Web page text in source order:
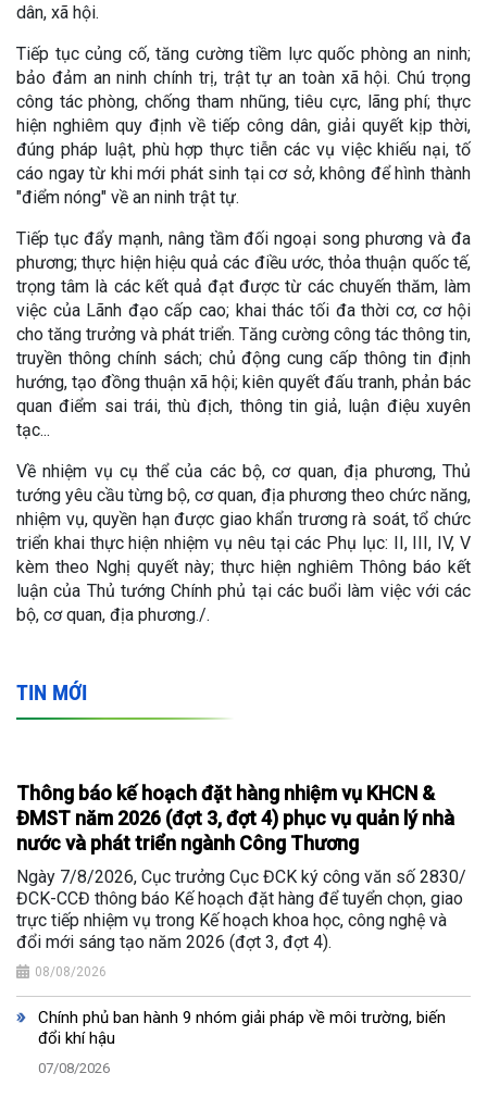
dân, xã hội.
Tiếp tục củng cố, tăng cường tiềm lực quốc phòng an ninh;
bảo đảm an ninh chính trị, trật tự an toàn xã hội. Chú trọng
công tác phòng, chống tham nhũng, tiêu cực, lãng phí; thực
hiện nghiêm quy định về tiếp công dân, giải quyết kịp thời,
đúng pháp luật, phù hợp thực tiễn các vụ việc khiếu nại, tố
cáo ngay từ khi mới phát sinh tại cơ sở, không để hình thành
"điểm nóng" về an ninh trật tự.
Tiếp tục đẩy mạnh, nâng tầm đối ngoại song phương và đa
phương; thực hiện hiệu quả các điều ước, thỏa thuận quốc tế,
trọng tâm là các kết quả đạt được từ các chuyến thăm, làm
việc của Lãnh đạo cấp cao; khai thác tối đa thời cơ, cơ hội
cho tăng trưởng và phát triển. Tăng cường công tác thông tin,
truyền thông chính sách; chủ động cung cấp thông tin định
hướng, tạo đồng thuận xã hội; kiên quyết đấu tranh, phản bác
quan điểm sai trái, thù địch, thông tin giả, luận điệu xuyên
tạc...
Về nhiệm vụ cụ thể của các bộ, cơ quan, địa phương, Thủ
tướng yêu cầu từng bộ, cơ quan, địa phương theo chức năng,
nhiệm vụ, quyền hạn được giao khẩn trương rà soát, tổ chức
triển khai thực hiện nhiệm vụ nêu tại các Phụ lục: II, III, IV, V
kèm theo Nghị quyết này; thực hiện nghiêm Thông báo kết
luận của Thủ tướng Chính phủ tại các buổi làm việc với các
bộ, cơ quan, địa phương./.
TIN MỚI
Thông báo kế hoạch đặt hàng nhiệm vụ KHCN &
ĐMST năm 2026 (đợt 3, đợt 4) phục vụ quản lý nhà
nước và phát triển ngành Công Thương
Ngày 7/8/2026, Cục trưởng Cục ĐCK ký công văn số 2830/
ĐCK-CCĐ thông báo Kế hoạch đặt hàng để tuyển chọn, giao
trực tiếp nhiệm vụ trong Kế hoạch khoa học, công nghệ và
đổi mới sáng tạo năm 2026 (đợt 3, đợt 4).
08/08/2026
Chính phủ ban hành 9 nhóm giải pháp về môi trường, biến
đổi khí hậu
07/08/2026